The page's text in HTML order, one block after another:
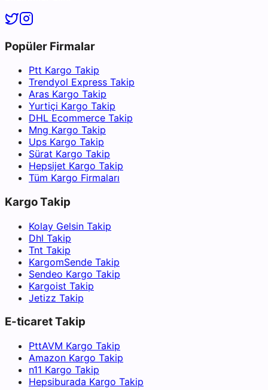
Popüler Firmalar
Ptt Kargo Takip
Trendyol Express Takip
Aras Kargo Takip
Yurtiçi Kargo Takip
DHL Ecommerce Takip
Mng Kargo Takip
Ups Kargo Takip
Sürat Kargo Takip
Hepsijet Kargo Takip
Tüm Kargo Firmaları
Kargo Takip
Kolay Gelsin Takip
Dhl Takip
Tnt Takip
KargomSende Takip
Sendeo Kargo Takip
Kargoist Takip
Jetizz Takip
E-ticaret Takip
PttAVM Kargo Takip
Amazon Kargo Takip
n11 Kargo Takip
Hepsiburada Kargo Takip